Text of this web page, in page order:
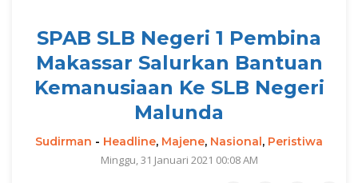
SPAB SLB Negeri 1 Pembina
Makassar Salurkan Bantuan
Kemanusiaan Ke SLB Negeri
Malunda
Sudirman - Headline, Majene, Nasional, Peristiwa
Minggu, 31 Januari 2021 00:08 AM